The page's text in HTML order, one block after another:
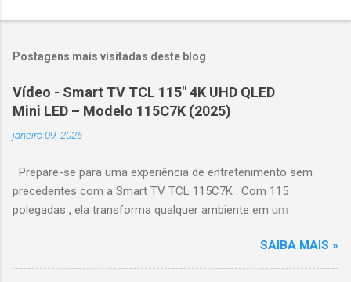
Postagens mais visitadas deste blog
Vídeo - Smart TV TCL 115" 4K UHD QLED
Mini LED – Modelo 115C7K (2025)
janeiro 09, 2026
Prepare-se para uma experiência de entretenimento sem
precedentes com a Smart TV TCL 115C7K . Com 115
polegadas , ela transforma qualquer ambiente em um
e realistas. 🌟 Destaques do produto Tela QLED Mini LED 115” :
controle de iluminação preciso, brilho intenso e cores
SAIBA MAIS »